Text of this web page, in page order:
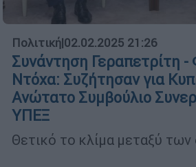
Πολιτική|02.02.2025 21:26
Συνάντηση Γεραπετρίτη -
Ντόχα: Συζήτησαν για
Ανώτατο Συμβούλιο
ΥΠΕΞ
Θετικό το κλίμα μεταξύ των